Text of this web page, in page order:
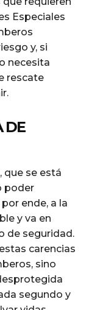
Especiales
y, si
necesita
rescate
DE
que se está
poder
ende, a la
y va en
de seguridad.
carencias
sino
segundo y